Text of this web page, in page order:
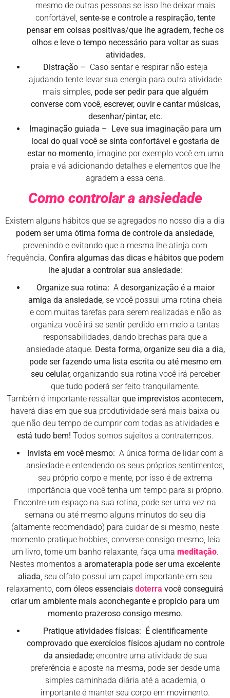
mesmo de outras pessoas se isso lhe deixar mais
confortável, sente-se e controle a respiração, tente
pensar em coisas positivas/que lhe agradem, feche os
olhos e leve o tempo necessário para voltar as suas
atividades.
Distração – Caso sentar e respirar não esteja
ajudando tente levar sua energia para outra atividade
mais simples, pode ser pedir para que alguém
converse com você, escrever, ouvir e cantar músicas,
desenhar/pintar, etc.
Imaginação guiada – Leve sua imaginação para um
local do qual você se sinta confortável e gostaria de
estar no momento, imagine por exemplo você em uma
praia e vá adicionando detalhes e elementos que lhe
agradem a essa cena.
Como controlar a ansiedade
Existem alguns hábitos que se agregados no nosso dia a dia
podem ser uma ótima forma de controle da ansiedade
prevenindo e evitando que a mesma lhe atinja com
frequência. Confira algumas das dicas e hábitos que podem
lhe ajudar a controlar sua ansiedade:
Organize sua rotina: A desorganização é a maior
amiga da ansiedade, se você possui uma rotina cheia
e com muitas tarefas para serem realizadas e não as
organiza você irá se sentir perdido em meio a tantas
responsabilidades, dando brechas para que a
ansiedade ataque. Desta forma, organize seu dia a dia,
pode ser fazendo uma lista escrita ou até mesmo em
seu celular, organizando sua rotina você irá perceber
que tudo poderá ser feito tranquilamente.
Também é importante ressaltarque imprevistos acontecem,
haverá dias em que sua produtividade será mais baixa ou
que não deu tempo de cumprir com todas as atividades e
está tudo bem! Todos somos sujeitos a contratempos.
Invista em você mesmo: A única forma de lidar com a
ansiedade e entendendo os seus próprios sentimentos,
seu próprio corpo e mente, por isso é de extrema
importância que você tenha um tempo para si próprio.
Encontre um espaço na sua rotina, pode ser uma vez na
semana ou até mesmo alguns minutos do seu dia
(altamente recomendado) para cuidar de si mesmo, neste
momento pratique hobbies, converse consigo mesmo, leia
um livro, tome um banho relaxante, faça uma meditação.
Nestes momentos a aromaterapia pode ser uma excelente
aliada , seu olfato possui um papel importante em seu
relaxamento, com óleos essenciais doterra você conseguirá
criar um ambiente mais aconchegante e propicio para um
momento prazeroso consigo mesmo.
Pratique atividades físicas: É cientificamente
comprovado que exercícios físicos ajudam no controle
da ansiedade;encontre uma atividade de sua
preferência e aposte na mesma, pode ser desde uma
simples caminhada diária até a academia, o
importante é manter seu corpo em movimento.